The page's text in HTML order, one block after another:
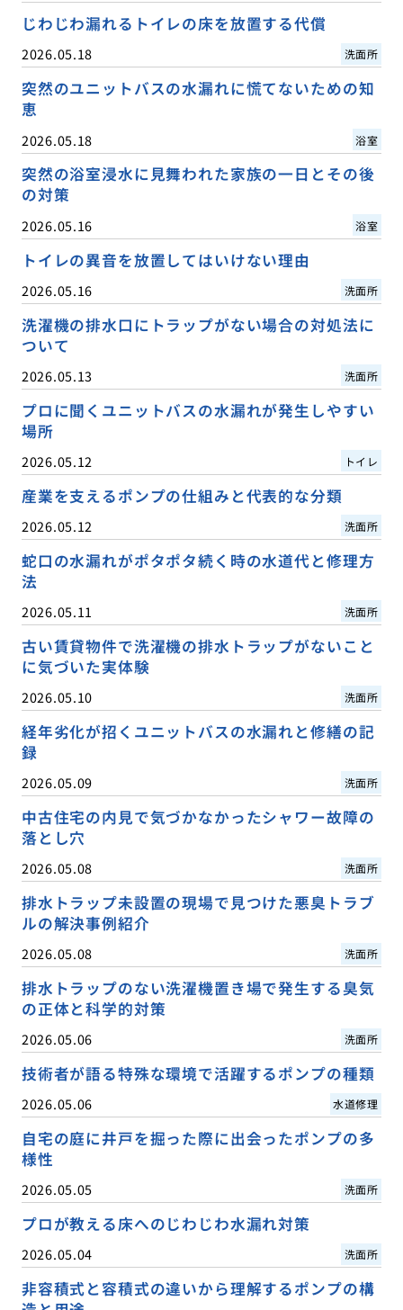
じわじわ漏れるトイレの床を放置する代償
2026.05.18 洗面所
突然のユニットバスの水漏れに慌てないための知
恵
2026.05.18 浴室
突然の浴室浸水に見舞われた家族の一日とその後
の対策
2026.05.16 浴室
トイレの異音を放置してはいけない理由
2026.05.16 洗面所
洗濯機の排水口にトラップがない場合の対処法に
ついて
2026.05.13 洗面所
プロに聞くユニットバスの水漏れが発生しやすい
場所
2026.05.12 トイレ
産業を支えるポンプの仕組みと代表的な分類
2026.05.12 洗面所
蛇口の水漏れがポタポタ続く時の水道代と修理方
法
2026.05.11 洗面所
古い賃貸物件で洗濯機の排水トラップがないこと
に気づいた実体験
2026.05.10 洗面所
経年劣化が招くユニットバスの水漏れと修繕の記
録
2026.05.09 洗面所
中古住宅の内見で気づかなかったシャワー故障の
落とし穴
2026.05.08 洗面所
排水トラップ未設置の現場で見つけた悪臭トラブ
ルの解決事例紹介
2026.05.08 洗面所
排水トラップのない洗濯機置き場で発生する臭気
の正体と科学的対策
2026.05.06 洗面所
技術者が語る特殊な環境で活躍するポンプの種類
2026.05.06 水道修理
自宅の庭に井戸を掘った際に出会ったポンプの多
様性
2026.05.05 洗面所
プロが教える床へのじわじわ水漏れ対策
2026.05.04 洗面所
非容積式と容積式の違いから理解するポンプの構